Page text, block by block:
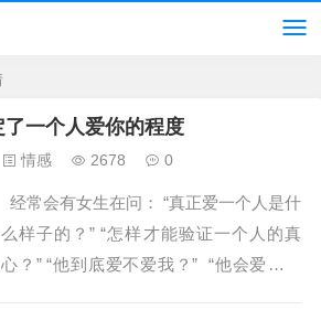
一个人爱你的程度
情感 2678 0
经常会有女生在问： “真正爱一个人是什
么样子的？” “怎样才能验证一个人的真
心？” “他到底爱不爱我？” “他会爱我多